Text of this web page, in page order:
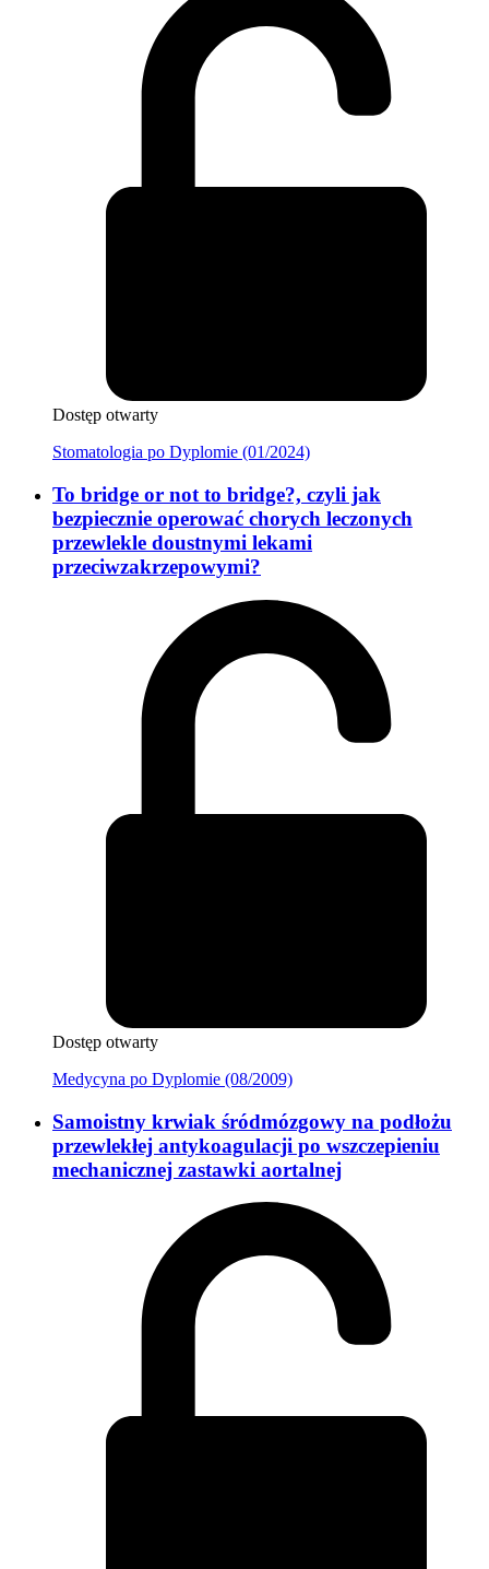
Dostęp otwarty
Stomatologia po Dyplomie (01/2024)
To bridge or not to bridge?, czyli jak
bezpiecznie operować chorych leczonych
przewlekle doustnymi lekami
przeciwzakrzepowymi?
Dostęp otwarty
Medycyna po Dyplomie (08/2009)
Samoistny krwiak śródmózgowy na podłożu
przewlekłej antykoagulacji po wszczepieniu
mechanicznej zastawki aortalnej